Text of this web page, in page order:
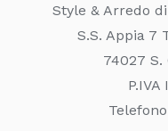
Style & Arredo
S.S. Appia 7
74027 S.